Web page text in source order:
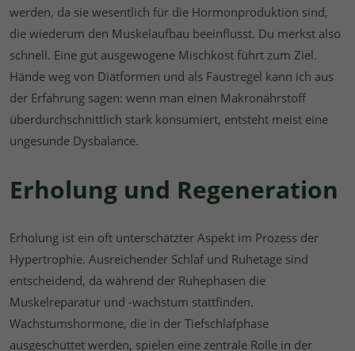
werden, da sie wesentlich für die Hormonproduktion sind,
die wiederum den Muskelaufbau beeinflusst. Du merkst also
schnell. Eine gut ausgewogene Mischkost führt zum Ziel.
Hände weg von Diätformen und als Faustregel kann ich aus
der Erfahrung sagen: wenn man einen Makronährstoff
überdurchschnittlich stark konsumiert, entsteht meist eine
ungesunde Dysbalance.
Erholung und Regeneration
Erholung ist ein oft unterschätzter Aspekt im Prozess der
Hypertrophie. Ausreichender Schlaf und Ruhetage sind
entscheidend, da während der Ruhephasen die
Muskelreparatur und -wachstum stattfinden.
Wachstumshormone, die in der Tiefschlafphase
ausgeschüttet werden, spielen eine zentrale Rolle in der